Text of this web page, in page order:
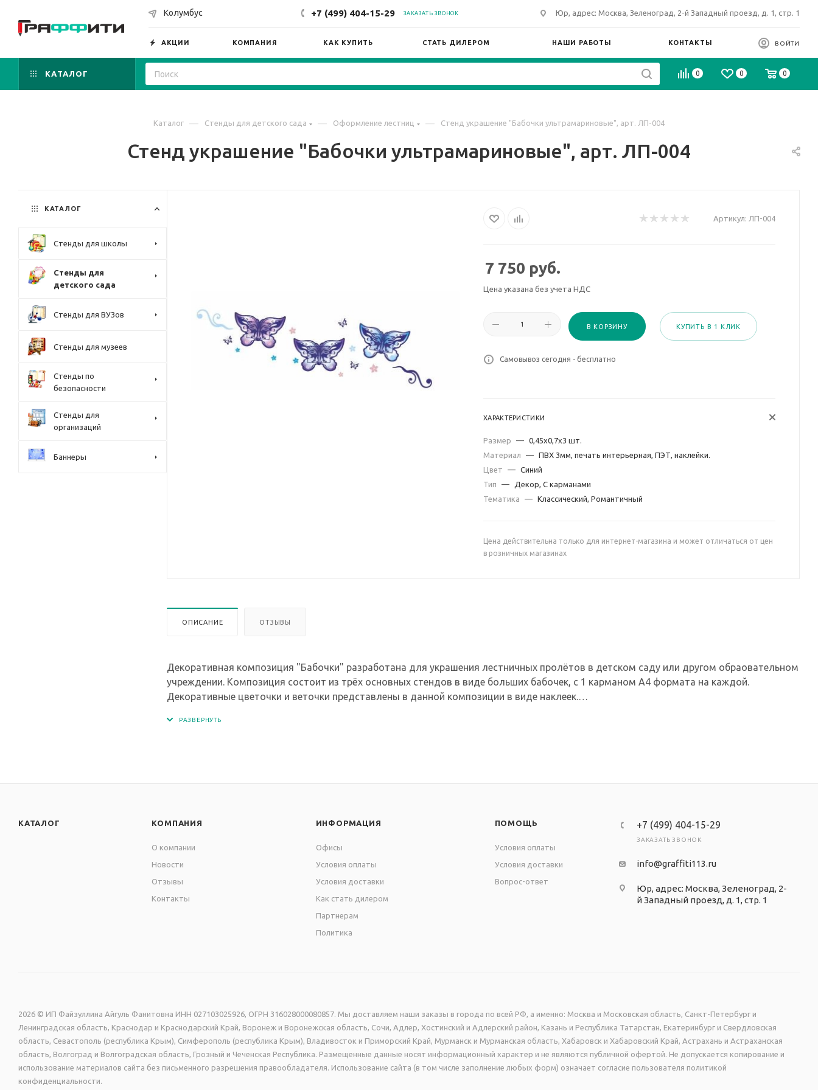
Колумбус +7 (499) 404-15-29 ЗАКАЗАТЬ ЗВОНОК Юр, адрес: Москва, Зеленоград, 2-й Западный проезд, д. 1, стр. 1
АКЦИИ КОМПАНИЯ КАК КУПИТЬ СТАТЬ ДИЛЕРОМ НАШИ РАБОТЫ КОНТАКТЫ ВОЙТИ
КАТАЛОГ 0 0 0
Каталог — Стенды для детского сада — Оформление лестниц — Стенд украшение "Бабочки ультрамариновые", арт. ЛП-004
Стенд украшение "Бабочки ультрамариновые", арт. ЛП-004
Артикул: ЛП-004
7 750 руб.
Цена указана без учета НДС
В КОРЗИНУ КУПИТЬ В 1 КЛИК
Самовывоз сегодня - бесплатно
ХАРАКТЕРИСТИКИ
Размер — 0,45х0,7х3 шт.
Материал
— ПВХ 3мм, печать интерьерная, ПЭТ, наклейки.
Цвет
— Синий
Тип
—
Декор, С карманами
Тематика
— Классический, Романтичный
Цена действительна только для интернет-магазина и может отличаться от цен
в розничных магазинах
ОПИСАНИЕ ОТЗЫВЫ
Декоративная композиция "Бабочки" разработана для украшения лестничных пролётов в детском саду или другом обраовательном
учреждении. Композиция состоит из трёх основных стендов в виде больших бабочек, с 1 карманом А4 формата на каждой.
Декоративные цветочки и веточки представлены в данной композиции в виде наклеек.
Длина одной крайней ветки 0,5 м
Стенд изготовлен из вспененного пластика ПВХ 3 мм. Изображение - интерьерная печать на глянцевой пленке Orafol ( пр-во
Германия), экосольвентными чернилами с разрешением печати 1440 dpi. Кармашки изготовлены из современного прочного и
КАТАЛОГ
Стенды для школы
Стенды для
детского сада
Стенды для ВУЗов
Стенды для музеев
Стенды по
безопасности
Стенды для
организаций
Баннеры
КАТАЛОГ КОМПАНИЯ
О компании
Новости
Отзывы
Контакты
ИНФОРМАЦИЯ
Офисы
Условия оплаты
Условия доставки
Как стать дилером
Партнерам
Политика
ПОМОЩЬ
Условия оплаты
Условия доставки
Вопрос-ответ
+7 (499) 404-15-29
ЗАКАЗАТЬ ЗВОНОК
info@graffiti113.ru
Юр, адрес: Москва, Зеленоград, 2-
й Западный проезд, д. 1, стр. 1
2026 © ИП Файзуллина Айгуль Фанитовна ИНН 027103025926, ОГРН 316028000080857. Мы доставляем наши заказы в города по всей РФ, а именно: Москва и Московская область, Санкт-Петербург и
Ленинградская область, Краснодар и Краснодарский Край, Воронеж и Воронежская область, Сочи, Адлер, Хостинский и Адлерский район, Казань и Республика Татарстан, Екатеринбург и Свердловская
область, Севастополь (республика Крым), Симферополь (республика Крым), Владивосток и Приморский Край, Мурманск и Мурманская область, Хабаровск и Хабаровский Край, Астрахань и Астраханская
область, Волгоград и Волгоградская область, Грозный и Чеченская Республика. Размещенные данные носят информационный характер и не являются публичной офертой. Не допускается копирование и
использование материалов сайта без письменного разрешения правообладателя. Использование сайта (в том числе заполнение любых форм) означает согласие пользователя политикой
конфиденциальности.